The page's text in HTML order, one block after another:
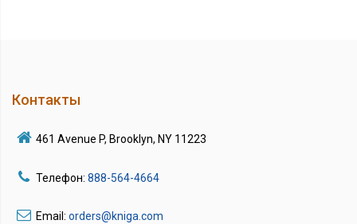
Контакты
461 Avenue P, Brooklyn, NY 11223
Телефон: 888-564-4664
Email: orders@kniga.com